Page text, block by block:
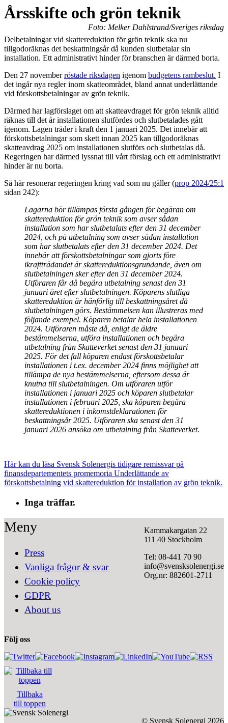
Årsskifte och grön teknik
Foto: Melker Dahlstrand/Sveriges riksdag
Delbetalningar vid skattereduktion för grön teknik ska nu
tillgodoräknas det beskattningsår då kunden slutbetalar sin
installation. Ett administrativt hinder för branschen är därmed borta.
Den 27 novemberröstade riksdagen igenom budgetens rambeslut. I
det ingår nya regler inom skatteområdet, bland annat underlättande
vid förskottsbetalningar av grön teknik.
Därmed har lagförslaget om att skatteavdraget för grön teknik alltid
räknas till det år installationen slutfördes och slutbetalades gått
igenom. Lagen träder i kraft den 1 januari 2025. Det innebär att
förskottsbetalningar som skett innan 2025 kan tillgodoräknas
skatteavdrag 2025 om installationen slutförs och slutbetalas då.
Regeringen har därmed lyssnat till vårt förslag och ett administrativt
hinder är nu borta.
Så här resonerar regeringen kring vad som nu gäller (prop 2024/25:1
sidan 242):
Lagarna bör tillämpas första gången för begäran om
skattereduktion för grön teknik som avser sådan
installation som har slutbetalats efter den 31 december
2024, och på utbetalning som avser sådan installation
som har slutbetalats efter den 31 december 2024. Det
innebär att förskottsbetalningar som gjorts före
ikraftträdandet är skattereduktionsgrundande, även om
slutbetalningen sker efter den 31 december 2024.
Utföraren får då begära utbetalning senast den 31
januari året efter slutbetalningen. Köparens slutliga
skattereduktion är hänförlig till beskattningsåret då
slutbetalningen görs. Bestämmelsen kan illustreras med
följande exempel. Köparen betalar hela installationen
2024. Utföraren måste då, enligt de äldre
bestämmelserna, utföra installationen och begära
utbetalning från Skatteverket senast den 31 januari
2025. För det fall köparen endast förskottsbetalar
installationen i t.ex. december 2024 finns möjlighet att
tillämpa de nya bestämmelserna, eftersom dessa är
knutna till slutbetalningen. Om utföraren utför
installationen i januari 2025 och köparen slutbetalar
installationen i februari 2025, ska köparen begära
skattereduktionen i inkomstdeklarationen för
beskattningsår 2025. Utföraren ska senast den 31
januari 2026 ansöka om utbetalning från Skatteverket.
Här kan du läsa Svensk Solenergis tidigare remissvar på
finansdepartementets promemoria Underlättande av
förskottsbetalning vid skattereduktion för installation av grön teknik.
Inga träffar.
Meny
Press
Vanliga frågor & svar
Cookie policy
GDPR
About us
Kammakargatan 22
111 40 Stockholm
Tel: 08-441 70 90
info@svensksolenergi.se
Org.nr: 882601-2711
Följ oss
Tillbaka
till toppen
© Svensk Solenergi 2026